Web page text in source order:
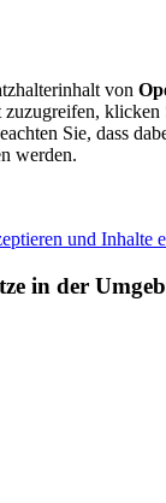
von
klicken
Sie, dass
werden.
und Inhalte
in der